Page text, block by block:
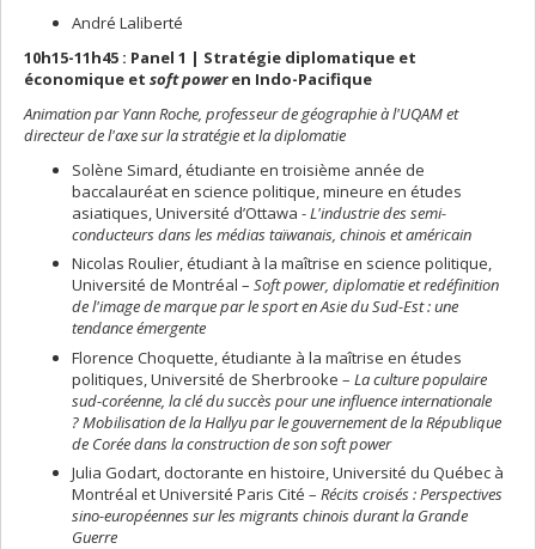
André Laliberté
10h15-11h45 : Panel 1 | Stratégie diplomatique et
économique et soft poweren Indo-Pacifique
Animation par Yann Roche, professeur de géographie à l'UQAM et
directeur de l'axe sur la stratégie et la diplomatie
Solène Simard, étudiante en troisième année de
baccalauréat en science politique, mineure en études
asiatiques, Université d’Ottawa -L'industrie des semi-
conducteurs dans les médias taïwanais, chinois et américain
Nicolas Roulier, étudiant à la maîtrise en science politique,
Université de Montréal – Soft power, diplomatie et redéfinition
de l'image de marque par le sport en Asie du Sud-Est : une
tendance émergente
Florence Choquette, étudiante à la maîtrise en études
politiques, Université de Sherbrooke – La culture populaire
sud-coréenne, la clé du succès pour une influence internationale
? Mobilisation de la Hallyu par le gouvernement de la République
de Corée dans la construction de son soft power
Julia Godart, doctorante en histoire, Université du Québec à
Montréal et Université Paris Cité – Récits croisés : Perspectives
sino-européennes sur les migrants chinois durant la Grande
Guerre